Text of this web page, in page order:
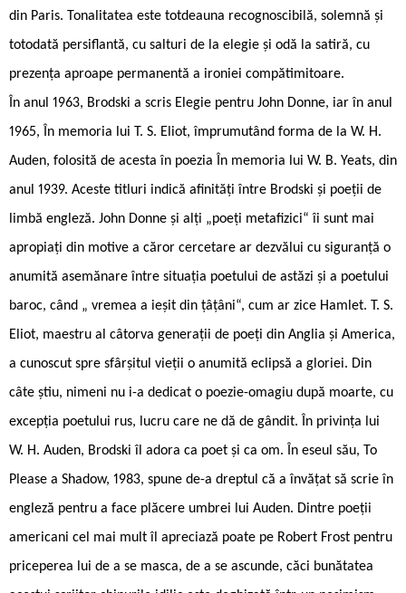
din Paris. Tonalitatea este totdeauna recognoscibilă, solemnă și
totodată persiflantă, cu salturi de la elegie și odă la satiră, cu
prezența aproape permanentă a ironiei compătimitoare.
În anul 1963, Brodski a scris Elegie pentru John Donne, iar în anul
1965, În memoria lui T. S. Eliot, împrumutând forma de la W. H.
Auden, folosită de acesta în poezia În memoria lui W. B. Yeats, din
anul 1939. Aceste titluri indică afinități între Brodski și poeții de
limbă engleză. John Donne și alți „poeți metafizici“ îi sunt mai
apropiați din motive a căror cercetare ar dezvălui cu siguranță o
anumită asemănare între situația poetului de astăzi și a poetului
baroc, când „ vremea a ieșit din țâțâni“, cum ar zice Hamlet. T. S.
Eliot, maestru al câtorva generații de poeți din Anglia și America,
a cunoscut spre sfârșitul vieții o anumită eclipsă a gloriei. Din
câte știu, nimeni nu i-a dedicat o poezie-omagiu după moarte, cu
excepția poetului rus, lucru care ne dă de gândit. În privința lui
W. H. Auden, Brodski îl adora ca poet și ca om. În eseul său, To
Please a Shadow, 1983, spune de-a dreptul că a învățat să scrie în
engleză pentru a face plăcere umbrei lui Auden. Dintre poeții
americani cel mai mult îl apreciază poate pe Robert Frost pentru
priceperea lui de a se masca, de a se ascunde, căci bunătatea